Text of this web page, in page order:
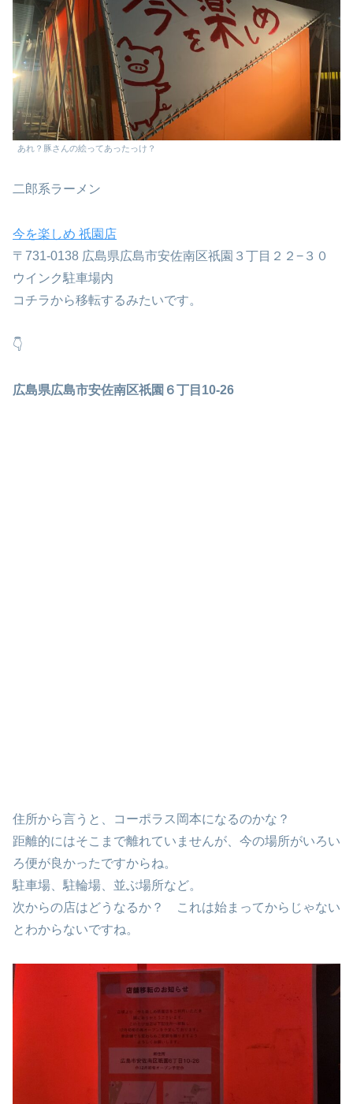
あれ？豚さんの絵ってあったっけ？
二郎系ラーメン
今を楽しめ 祇園店
〒731-0138 広島県広島市安佐南区祇園３丁目２２−３０
ウインク駐車場内
コチラから移転するみたいです。
👇
広島県広島市安佐南区祇園６丁目10-26
住所から言うと、コーポラス岡本になるのかな？
距離的にはそこまで離れていませんが、今の場所がいろい
ろ便が良かったですからね。
駐車場、駐輪場、並ぶ場所など。
次からの店はどうなるか？ これは始まってからじゃない
とわからないですね。